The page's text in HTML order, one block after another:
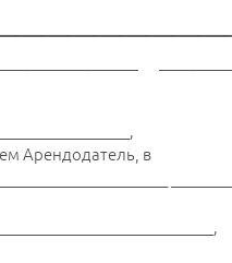
Арендодатель, в